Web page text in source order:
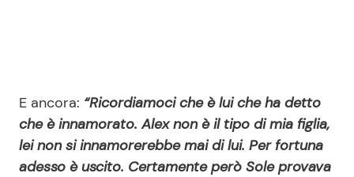
E ancora: “Ricordiamoci che è lui che ha detto
che è innamorato. Alex non è il tipo di mia figlia,
lei non si innamorerebbe mai di lui. Per fortuna
adesso è uscito. Certamente però Sole provava